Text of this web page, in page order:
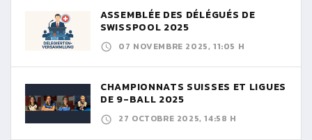
ASSEMBLÉE DES DÉLÉGUÉS DE
SWISSPOOL 2025
07 NOVEMBRE 2025, 11:05 H
CHAMPIONNATS SUISSES ET LIGUES
DE 9-BALL 2025
27 OCTOBRE 2025, 14:58 H